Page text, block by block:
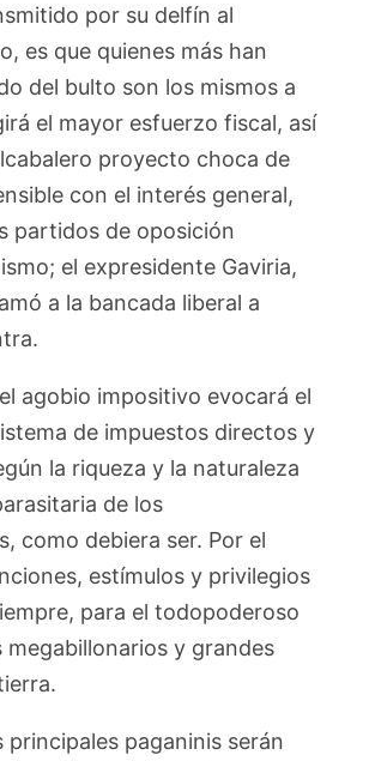
por su delfín al
es que quienes más han
del bulto son los mismos a
el mayor esfuerzo fiscal, así
proyecto choca de
con el interés general,
partidos de oposición
el expresidente Gaviria,
a la bancada liberal a
agobio impositivo evocará el
de impuestos directos y
la riqueza y la naturaleza
de los
como debiera ser. Por el
estímulos y privilegios
para el todopoderoso
megabillonarios y grandes
principales paganinis serán